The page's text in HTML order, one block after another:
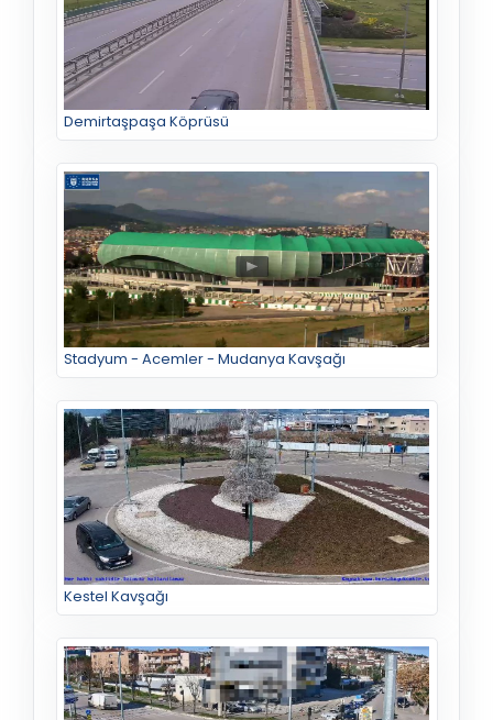
Demirtaşpaşa Köprüsü
Stadyum - Acemler - Mudanya Kavşağı
Kestel Kavşağı